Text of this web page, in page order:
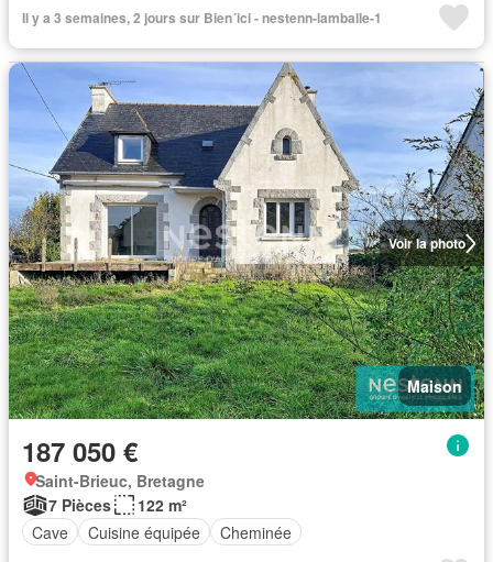
Il y a 3 semaines, 2 jours sur Bien´ici - nestenn-lamballe-1
Voir la photo
Maison
187 050 €
Saint-Brieuc, Bretagne
7 Pièces
122 m²
Cave
Cuisine équipée Cheminée